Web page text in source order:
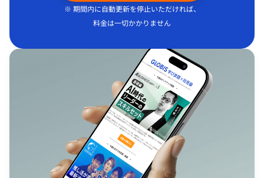
※ 期間内に自動更新を停止いただければ、
料金は一切かかりません